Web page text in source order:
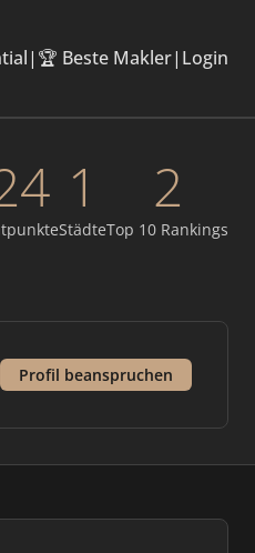
| 🏆 Beste Makler| Login
1
Städte
2
Top 10 Rankings
Profil beanspruchen